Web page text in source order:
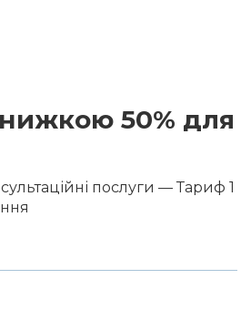
50% для
послуги — Тариф 1